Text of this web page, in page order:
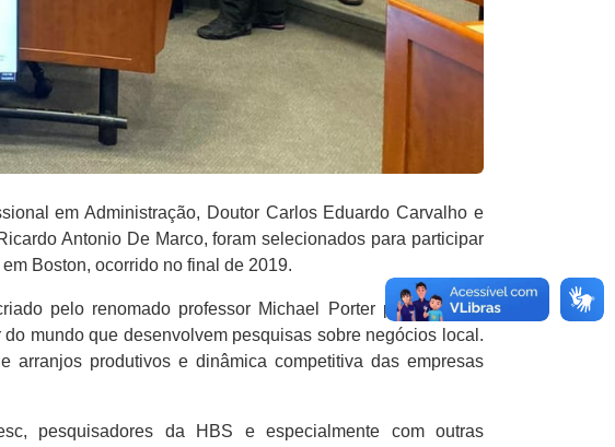
em Administração, Doutor Carlos Eduardo Carvalho e
Antonio De Marco, foram selecionados para participar
em Boston, ocorrido no final de 2019.
pelo renomado professor Michael Porter para difundir
mundo que desenvolvem pesquisas sobre negócios local.
produtivos e dinâmica competitiva das empresas
pesquisadores da HBS e especialmente com outras